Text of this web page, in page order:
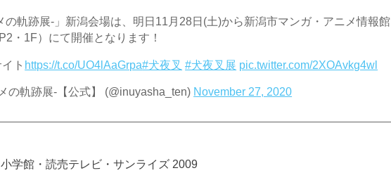
の軌跡展-」新潟会場は、明日11月28日(土)から新潟市マンガ・アニメ情報館
・1F）にて開催となります！
ト https://t.co/UO4lAaGrpa#犬夜叉 #犬夜叉展 pic.twitter.com/2XOAvkg4wl
の軌跡展-【公式】 (@inuyasha_ten) November 27, 2020
小学館・読売テレビ・サンライズ 2009